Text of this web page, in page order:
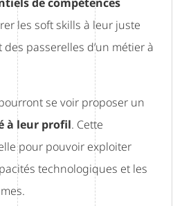
de compétences
les soft skills à leur juste
passerelles d’un métier à
se voir proposer un
à leur profil. Cette
pour pouvoir exploiter
technologiques et les